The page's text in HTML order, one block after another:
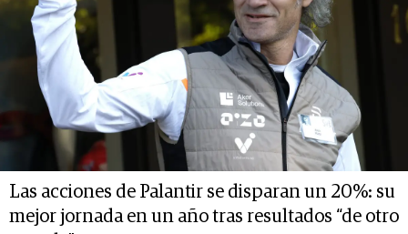
Las acciones de Palantir se disparan un 20%: su
mejor jornada en un año tras resultados “de otro